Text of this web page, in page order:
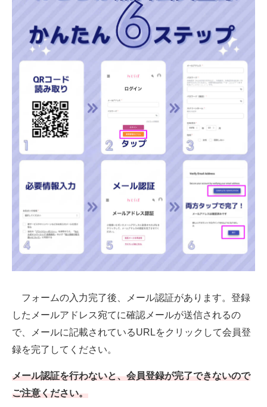
フォームの入力完了後、メール認証があります。登録
したメールアドレス宛てに確認メールが送信されるの
で、メールに記載されているURLをクリックして会員登
録を完了してください。
メール認証を行わないと、会員登録が完了できないので
ご注意ください。